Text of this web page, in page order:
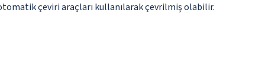
çeviri araçları kullanılarak çevrilmiş olabilir.